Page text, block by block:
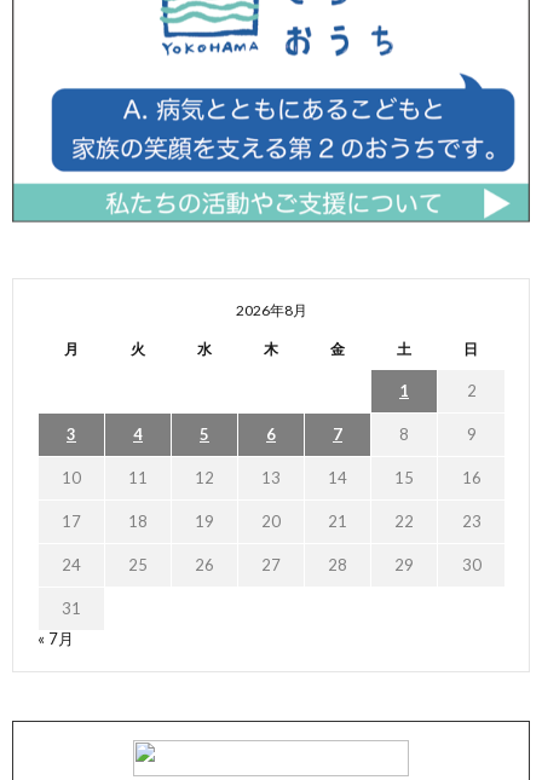
2026年8月
月 火 水 木 金 土 日
1 2
3 4 5 6 7 8 9
10 11 12 13 14 15 16
17 18 19 20 21 22 23
24 25 26 27 28 29 30
31
« 7月